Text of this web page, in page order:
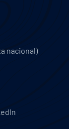
nacional)